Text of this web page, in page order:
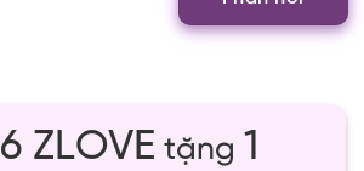
6 ZLOVE tặng 1